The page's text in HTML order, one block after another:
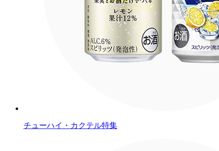
チューハイ・カクテル特集